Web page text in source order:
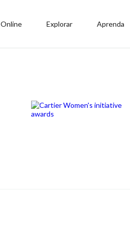
Explorar Aprenda